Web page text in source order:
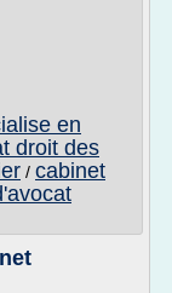
en
droit des
/ cabinet